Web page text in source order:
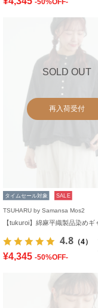
-50%OFF-
SOLD OUT
再入荷受付
タイムセール対象 SALE
TSUHARU by Samansa Mos2
4.8 （4）
¥4,345 -50%OFF-